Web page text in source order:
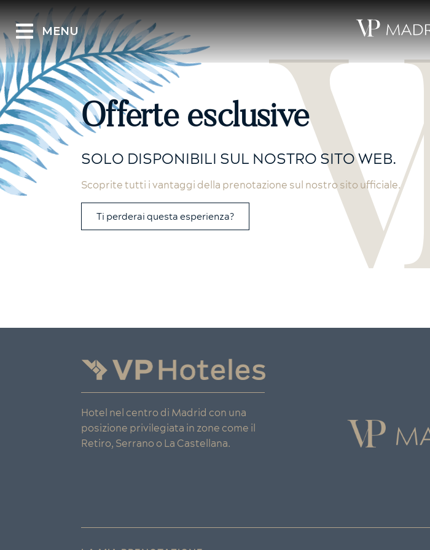
MENU
Offerte esclusive
SOLO DISPONIBILI SUL NOSTRO SITO WEB.
Scoprite tutti i vantaggi della prenotazione sul nostro sito ufficiale.
Ti perderai questa esperienza?
Hotel nel centro di Madrid con una
posizione privilegiata in zone come il
Retiro, Serrano o La Castellana.